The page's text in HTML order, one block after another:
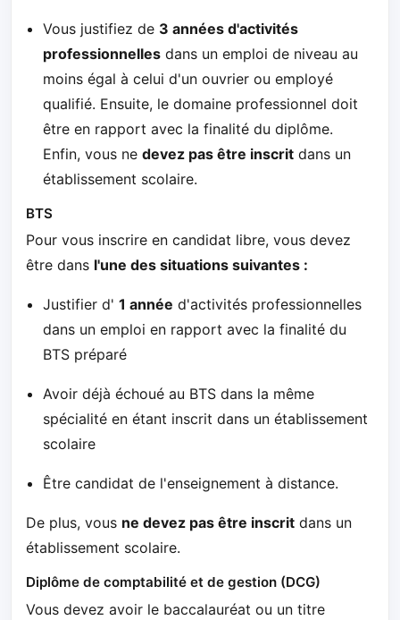
Vous justifiez de 3 années d'activités
professionnelles dans un emploi de niveau au
moins égal à celui d'un ouvrier ou employé
qualifié. Ensuite, le domaine professionnel doit
être en rapport avec la finalité du diplôme.
Enfin, vous nedevez pas être inscrit dans un
établissement scolaire.
BTS
Pour vous inscrire en candidat libre, vous devez
être dans l'une des situations suivantes :
Justifier d'1 année d'activités professionnelles
dans un emploi en rapport avec la finalité du
BTS préparé
Avoir déjà échoué au BTS dans la même
spécialité en étant inscrit dans un établissement
scolaire
Être candidat de l'enseignement à distance.
De plus, vous ne devez pas être inscrit dans un
établissement scolaire.
Diplôme de comptabilité et de gestion (DCG)
Vous devez avoir le baccalauréat ou un titre